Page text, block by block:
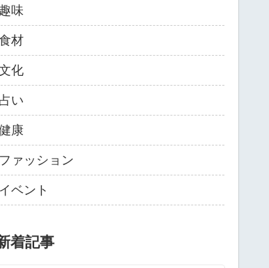
趣味
材
化
占い
康
ファッション
イベント
着記事